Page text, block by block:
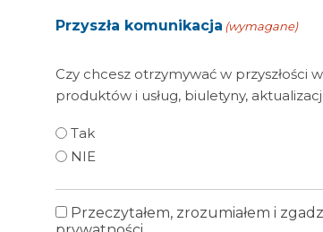
Przyszła komunikacja (wymagane)
Czy chcesz otrzymywać w
produktów i usług, biuletyny,
Tak
NIE
Polityka
Przeczytałem, zrozumiałem i